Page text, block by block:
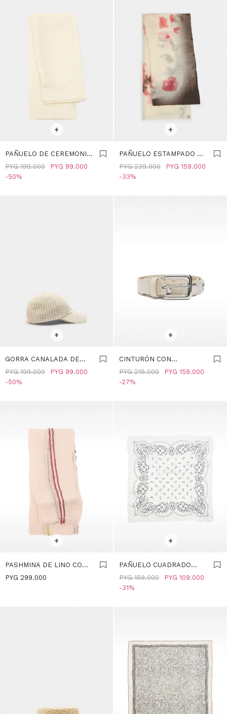
+
PAÑUELO DE CEREMONIA
- CRUDO
PYG 99.000
PYG 199.000
50
+
PAÑUELO ESTAMPADO DE
LYOCELL - CRUDO
PYG 159.000
PYG 239.000
33
+
GORRA CANALADA DE
TERCIOPELO - CRUDO
PYG 99.000
PYG 199.000
50
+
CINTURÓN CON
TACHUELAS - CRUDO
PYG 159.000
PYG 219.000
27
SELECCIONAR TALLE
+
PASHMINA DE LINO CON
PESPUNTES - CRUDO
PYG 299.000
+
PAÑUELO CUADRADO
ESTAMPADO - CRUDO
PYG 109.000
PYG 159.000
31